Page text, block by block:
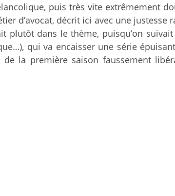
puis très vite extrêmement
d’avocat, décrit ici avec une
plutôt dans le thème, puisqu’on
qui va encaisser une série
la première saison faussement